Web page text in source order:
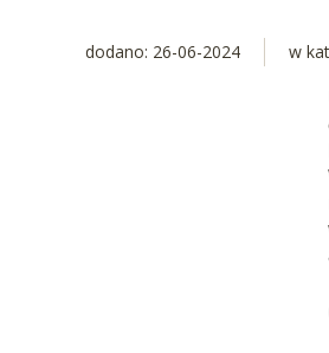
dodano: 26-06-2024 w